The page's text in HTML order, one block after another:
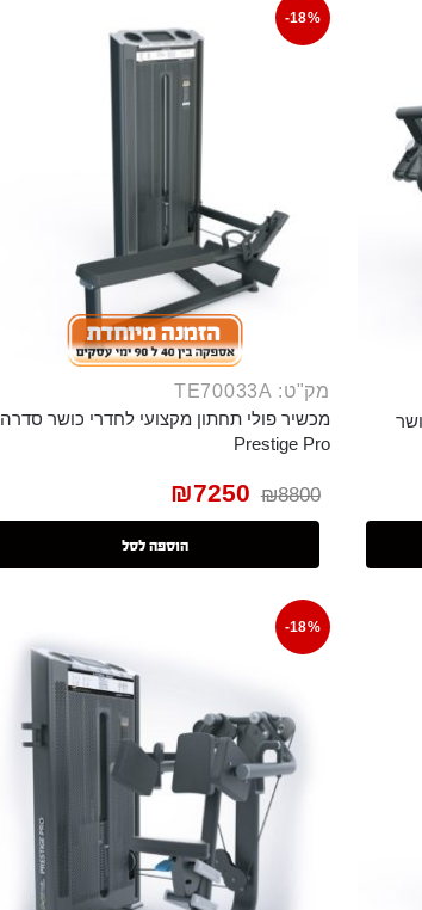
-18%
מק"ט: TE70033A
מכשיר פולי תחתון מקצועי לחדרי כושר סדרה
Prestige Pro
₪8800
₪7250
הוספה לסל
-18%